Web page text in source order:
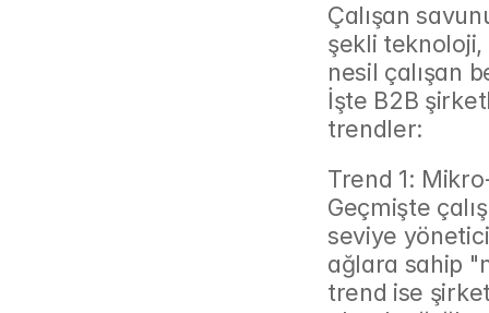
Çalışan
şekli
nesil çalışan
İşte B2B
trendler:
Trend 1:
Geçmişte
seviye
ağlara sahip
trend ise